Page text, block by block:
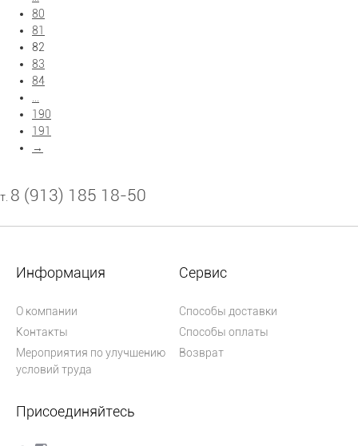
80
81
82
83
84
190
191
→
т. 8 (913) 185 18-50
Информация
О компании
Контакты
Мероприятия по улучшению
условий труда
Сервис
Способы доставки
Способы оплаты
Возврат
Присоединяйтесь